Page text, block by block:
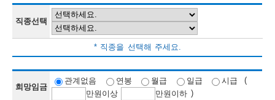
직종선택
* 직종을 선택해 주세요.
희망임금
관계없음 연봉 월급 일급 시급
(
만원이상 만원이하 )
채